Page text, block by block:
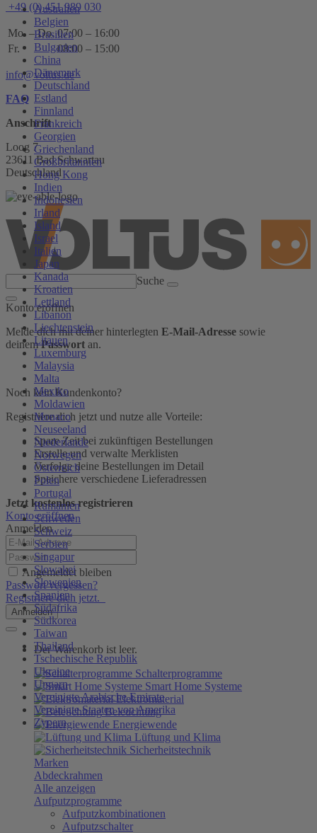
Australien
Belgien
Brasilien
Bulgarien
China
Dänemark
Deutschland
Estland
Finnland
Frankreich
Georgien
Griechenland
Großbritannien
Hong Kong
Indien
Indonesien
Irland
Island
Israel
Italien
Japan
Kanada
Kroatien
Lettland
Libanon
Liechtenstein
Litauen
Luxemburg
Malaysia
Malta
Mexiko
Moldawien
Monaco
Neuseeland
Niederlande
Norwegen
Österreich
Polen
Portugal
Rumänien
Schweden
Schweiz
Serbien
Singapur
Slowakei
Slowenien
Spanien
Südafrika
Südkorea
Taiwan
Thailand
Tschechische Republik
Ukraine
Ungarn
Vereinigte Arabische Emirate
Vereinigte Staaten von Amerika
Zypern
+49 (0) 451 989 030
Mo. – Do. 07:00 – 16:00
Fr.
08:00 – 15:00
info@voltus.de
FAQ
Anschrift
Loog 7
23611 Bad Schwartau
Deutschland
Suche
Konto eröffnen
Melde dich mit deiner hinterlegten E-Mail-Adresse sowie
deinemPasswort an.
Noch kein Kundenkonto?
Registriere dich jetzt und nutze alle Vorteile:
Spare Zeit bei zukünftigen Bestellungen
Erstelle und verwalte Merklisten
Verfolge deine Bestellungen im Detail
Speichere verschiedene Lieferadressen
Jetzt kostenlos registrieren
Konto eröffnen
Anmelden
Angemeldet bleiben
Passwort vergessen?
Registriere dich jetzt.
Anmelden
Der Warenkorb ist leer.
Schalterprogramme
Smart Home Systeme
Elektromaterial
Beleuchtung
Energiewende
Lüftung und Klima
Sicherheitstechnik
Marken
Abdeckrahmen
Alle anzeigen
Aufputzprogramme
Aufputzkombinationen
Aufputzschalter